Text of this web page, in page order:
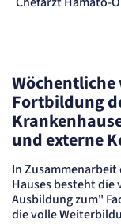
Fortbildung
und externe
In
Hauses besteht
Ausbildung zum"
die volle